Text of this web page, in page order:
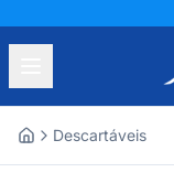
Descartáveis